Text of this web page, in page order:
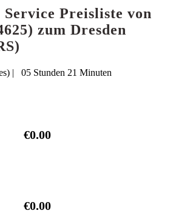
Preisliste von
zum Dresden
| 05 Stunden 21 Minuten
€0.00
€0.00